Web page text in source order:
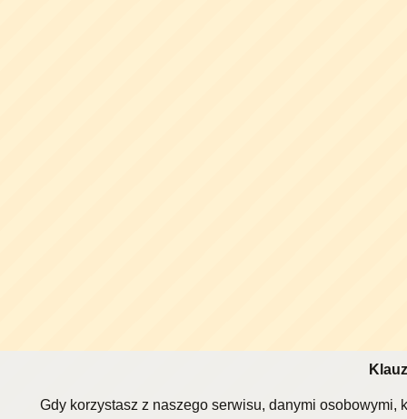
Gdy korzystasz z naszego serwisu, danymi osobowymi,